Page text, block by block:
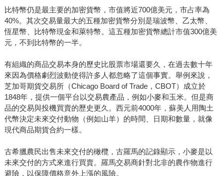
比特幣仍是最主要的加密貨幣，市值將近700億美元，市占率為
40%。其次交易量最大的五種加密貨幣分別是瑞波幣、乙太幣、
恆星幣、比特幣現金和萊特幣。這五種加密貨幣總計市值300億美
元，不到比特幣的一半。
有組織的商品交易本身的歷史比股票市場還要久，在過去數十年
來因為價格劇烈波動使得許多人都忽略了這個事實。舉例來說，
芝加哥期貨交易所（Chicago Board of Trade，CBOT）成立於
1848年，提供一個平台以交易農產品，例如小麥和玉米。但是商
品的交易與投機買賣的歷史更久。西元前4000年，蘇美人用陶土
代幣決定未來交付動物（例如山羊）的時間、日期和數量，就像
現代商品期貨合約一樣。
古希臘農民出售未來交付的橄欖，古羅馬的記錄顯示，小麥是以
未來交付的方式來進行買賣。羅馬交易商針對北非的農作物進行
避險，以保障價格意外上漲的風險。